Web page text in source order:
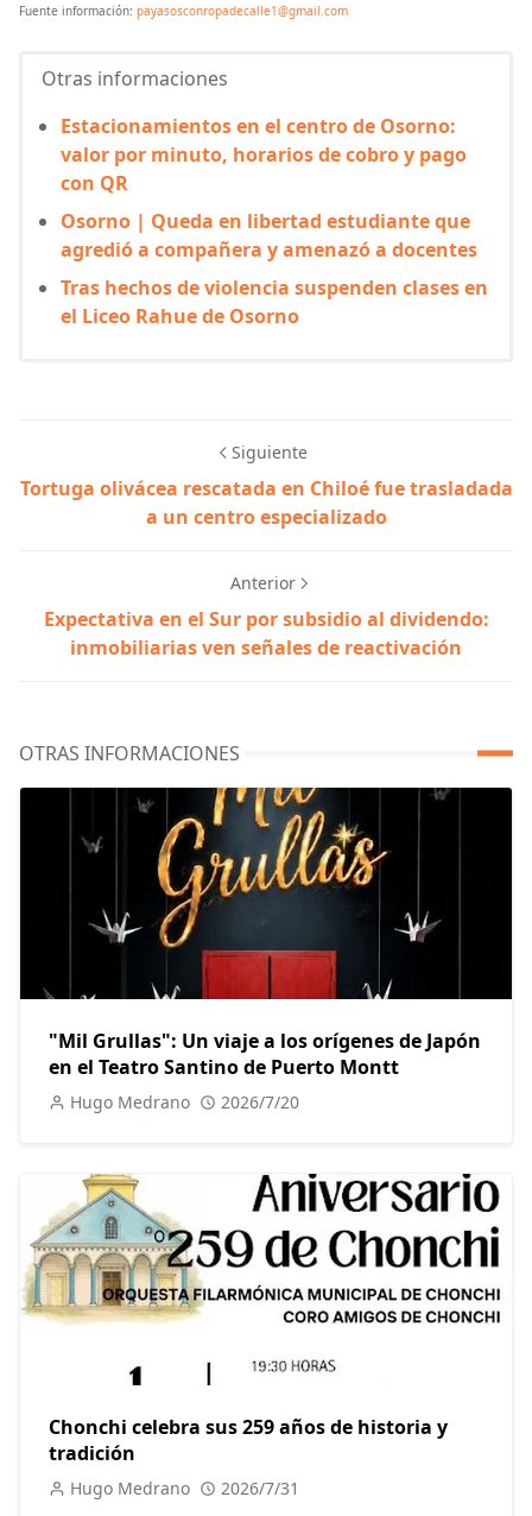
Fuente información: payasosconropadecalle1@gmail.com
Otras informaciones
Estacionamientos en el centro de Osorno:
valor por minuto, horarios de cobro y pago
con QR
Osorno | Queda en libertad estudiante que
agredió a compañera y amenazó a docentes
Tras hechos de violencia suspenden clases en
el Liceo Rahue de Osorno
Siguiente
Tortuga olivácea rescatada en Chiloé fue trasladada
a un centro especializado
Anterior
Expectativa en el Sur por subsidio al dividendo:
inmobiliarias ven señales de reactivación
OTRAS INFORMACIONES
"Mil Grullas": Un viaje a los orígenes de Japón
en el Teatro Santino de Puerto Montt
Hugo Medrano 2026/7/20
Chonchi celebra sus 259 años de historia y
tradición
Hugo Medrano 2026/7/31